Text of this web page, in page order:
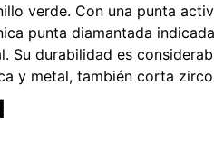
verde. Con una punta
punta diamantada
Su durabilidad es
y metal, también corta